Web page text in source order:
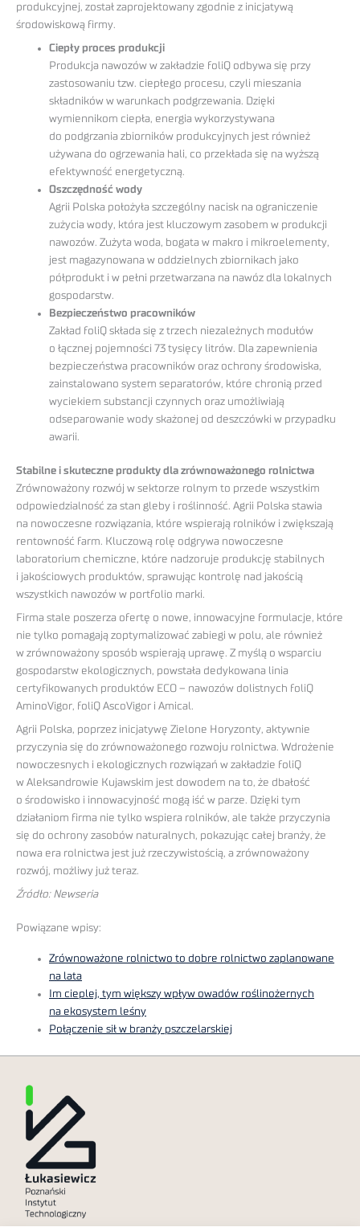
produkcyjnej, został zaprojektowany zgodnie z inicjatywą
środowiskową firmy.
Ciepły proces produkcji
Produkcja nawozów w zakładzie foliQ odbywa się przy
zastosowaniu tzw. ciepłego procesu, czyli mieszania
składników w warunkach podgrzewania. Dzięki
wymiennikom ciepła, energia wykorzystywana
do podgrzania zbiorników produkcyjnych jest również
używana do ogrzewania hali, co przekłada się na wyższą
efektywność energetyczną.
Oszczędność wody
Agrii Polska położyła szczególny nacisk na ograniczenie
zużycia wody, która jest kluczowym zasobem w produkcji
nawozów. Zużyta woda, bogata w makro i mikroelementy,
jest magazynowana w oddzielnych zbiornikach jako
półprodukt i w pełni przetwarzana na nawóz dla lokalnych
gospodarstw.
Bezpieczeństwo pracowników
Zakład foliQ składa się z trzech niezależnych modułów
o łącznej pojemności 73 tysięcy litrów. Dla zapewnienia
bezpieczeństwa pracowników oraz ochrony środowiska,
zainstalowano system separatorów, które chronią przed
wyciekiem substancji czynnych oraz umożliwiają
odseparowanie wody skażonej od deszczówki w przypadku
awarii.
Stabilne i skuteczne produkty dla zrównoważonego rolnictwa
Zrównoważony rozwój w sektorze rolnym to przede wszystkim
odpowiedzialność za stan gleby i roślinność. Agrii Polska stawia
na nowoczesne rozwiązania, które wspierają rolników i zwiększają
rentowność farm. Kluczową rolę odgrywa nowoczesne
laboratorium chemiczne, które nadzoruje produkcję stabilnych
i jakościowych produktów, sprawując kontrolę nad jakością
wszystkich nawozów w portfolio marki.
Firma stale poszerza ofertę o nowe, innowacyjne formulacje, które
nie tylko pomagają zoptymalizować zabiegi w polu, ale również
w zrównoważony sposób wspierają uprawę. Z myślą o wsparciu
gospodarstw ekologicznych, powstała dedykowana linia
certyfikowanych produktów ECO – nawozów dolistnych foliQ
AminoVigor, foliQ AscoVigor i Amical.
Agrii Polska, poprzez inicjatywę Zielone Horyzonty, aktywnie
przyczynia się do zrównoważonego rozwoju rolnictwa. Wdrożenie
nowoczesnych i ekologicznych rozwiązań w zakładzie foliQ
w Aleksandrowie Kujawskim jest dowodem na to, że dbałość
o środowisko i innowacyjność mogą iść w parze. Dzięki tym
działaniom firma nie tylko wspiera rolników, ale także przyczynia
się do ochrony zasobów naturalnych, pokazując całej branży, że
nowa era rolnictwa jest już rzeczywistością, a zrównoważony
rozwój, możliwy już teraz.
Źródło: Newseria
Powiązane wpisy:
Zrównoważone rolnictwo to dobre rolnictwo zaplanowane
na lata
Im cieplej, tym większy wpływ owadów roślinożernych
na ekosystem leśny
Połączenie sił w branży pszczelarskiej